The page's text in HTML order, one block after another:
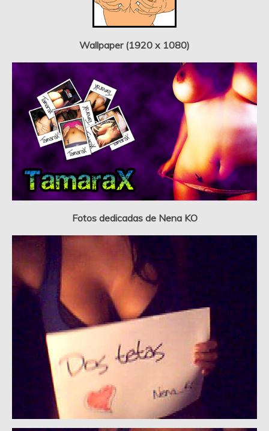
Wallpaper (1920 x 1080)
Fotos dedicadas de Nena KO